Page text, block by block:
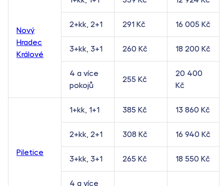
Nový
Hradec
Králové
2+kk, 2+1 291 Kč 16 005 Kč
3+kk, 3+1 260 Kč 18 200 Kč
4 a více
pokojů
255 Kč
20 400
Kč
Piletice
1+kk, 1+1 385 Kč 13 860 Kč
2+kk, 2+1 308 Kč 16 940 Kč
3+kk, 3+1 265 Kč 18 550 Kč
4 a více